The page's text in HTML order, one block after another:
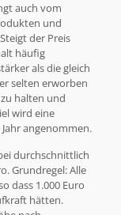
auch vom
und
der Preis
häufig
als die gleich
selten erworben
halten und
wird eine
angenommen.
durchschnittlich
Grundregel: Alle
dass 1.000 Euro
hätten.